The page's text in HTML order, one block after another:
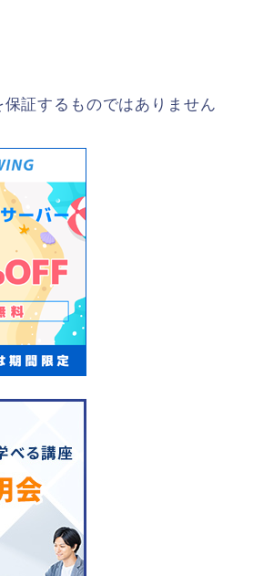
証するものではありません